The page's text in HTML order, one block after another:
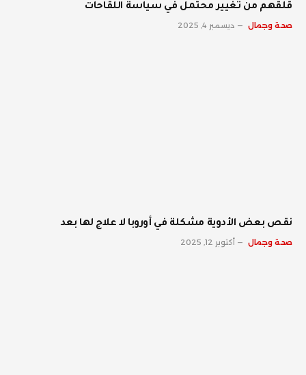
قلقهم من تغيير محتمل في سياسة اللقاحات
صحة وجمال ديسمبر 4, 2025
نقص بعض الأدوية مشكلة في أوروبا لا علاج لها بعد
صحة وجمال أكتوبر 12, 2025